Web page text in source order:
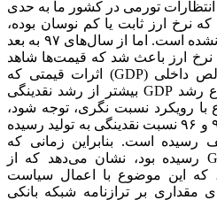
انتظارات تورمی در کشور ما به حدی
نرخ ارز ثابت یا کم نوسان بوده،
تورم معناداری در کشور ایجاد نشده است. اما از سال‌های ۹۷ به بعد
نرخ ارز باعث شد که قیمت‌ها شاهد
افزایش باشد و در تولید ناخالص داخلی (GDP) اثرات قیمتی که
لحاظ شد باعث شد در مجموع رشد GDP بیشتر از رشد نقدینگی
با رویکرد نسبت نگری، توجه شود،
شاهد هستیم که از سال‌های ۹۵ و ۹۶ نسبت نقدینگی به تولید رسیده
رسیده است. بنابراین زمانی که
نقدینگی به ۷۰ درصد از GDP رسیده بود، نشان می‌دهد که از
که این موضوع با اعمال سیاست
مقداری بر ترازنامه شبکه بانکی